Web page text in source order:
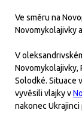
Ve směru na
Novomykolajivky
V
Novomykolajivky,
Solodké. Situace
vyvěsili vlajky v
nakonec